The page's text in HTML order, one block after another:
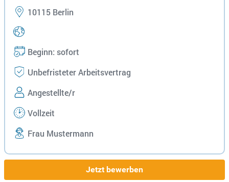
10115 Berlin
Beginn: sofort
Unbefristeter Arbeitsvertrag
Angestellte/r
Vollzeit
Frau Mustermann
Jetzt bewerben